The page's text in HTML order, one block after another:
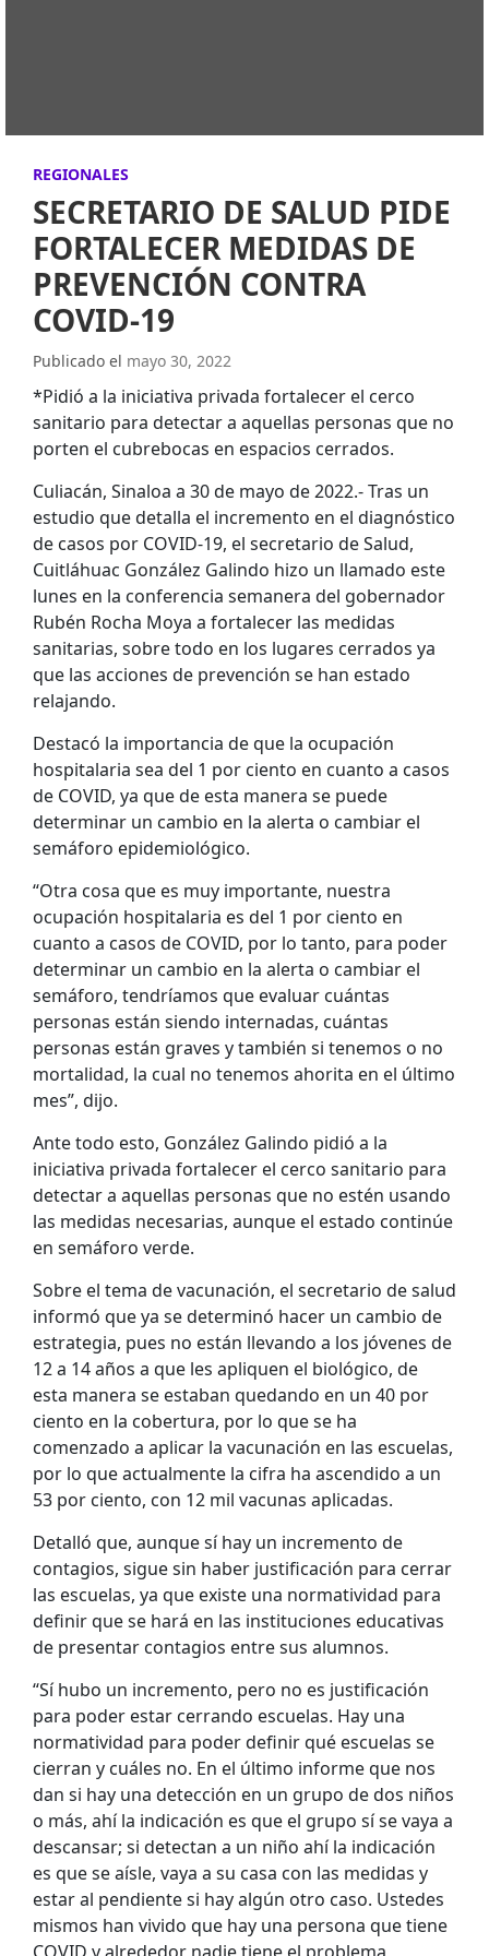
REGIONALES
SECRETARIO DE SALUD PIDE
FORTALECER MEDIDAS DE
PREVENCIÓN CONTRA
COVID-19
Publicado el mayo 30, 2022
*Pidió a la iniciativa privada fortalecer el cerco
sanitario para detectar a aquellas personas que no
porten el cubrebocas en espacios cerrados.
Culiacán, Sinaloa a 30 de mayo de 2022.- Tras un
estudio que detalla el incremento en el diagnóstico
de casos por COVID-19, el secretario de Salud,
Cuitláhuac González Galindo hizo un llamado este
lunes en la conferencia semanera del gobernador
Rubén Rocha Moya a fortalecer las medidas
sanitarias, sobre todo en los lugares cerrados ya
que las acciones de prevención se han estado
relajando.
Destacó la importancia de que la ocupación
hospitalaria sea del 1 por ciento en cuanto a casos
de COVID, ya que de esta manera se puede
determinar un cambio en la alerta o cambiar el
semáforo epidemiológico.
“Otra cosa que es muy importante, nuestra
ocupación hospitalaria es del 1 por ciento en
cuanto a casos de COVID, por lo tanto, para poder
determinar un cambio en la alerta o cambiar el
semáforo, tendríamos que evaluar cuántas
personas están siendo internadas, cuántas
personas están graves y también si tenemos o no
mortalidad, la cual no tenemos ahorita en el último
mes”, dijo.
Ante todo esto, González Galindo pidió a la
iniciativa privada fortalecer el cerco sanitario para
detectar a aquellas personas que no estén usando
las medidas necesarias, aunque el estado continúe
en semáforo verde.
Sobre el tema de vacunación, el secretario de salud
informó que ya se determinó hacer un cambio de
estrategia, pues no están llevando a los jóvenes de
12 a 14 años a que les apliquen el biológico, de
esta manera se estaban quedando en un 40 por
ciento en la cobertura, por lo que se ha
comenzado a aplicar la vacunación en las escuelas,
por lo que actualmente la cifra ha ascendido a un
53 por ciento, con 12 mil vacunas aplicadas.
Detalló que, aunque sí hay un incremento de
contagios, sigue sin haber justificación para cerrar
las escuelas, ya que existe una normatividad para
definir que se hará en las instituciones educativas
de presentar contagios entre sus alumnos.
“Sí hubo un incremento, pero no es justificación
para poder estar cerrando escuelas. Hay una
normatividad para poder definir qué escuelas se
cierran y cuáles no. En el último informe que nos
dan si hay una detección en un grupo de dos niños
o más, ahí la indicación es que el grupo sí se vaya a
descansar; si detectan a un niño ahí la indicación
es que se aísle, vaya a su casa con las medidas y
estar al pendiente si hay algún otro caso. Ustedes
mismos han vivido que hay una persona que tiene